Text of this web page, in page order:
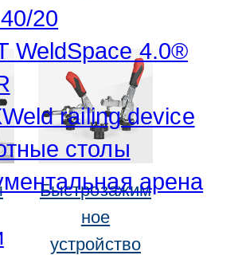
20
WeldSpace 4.0®
railing device
столы
арена
Быстрозажим
ное
устройство